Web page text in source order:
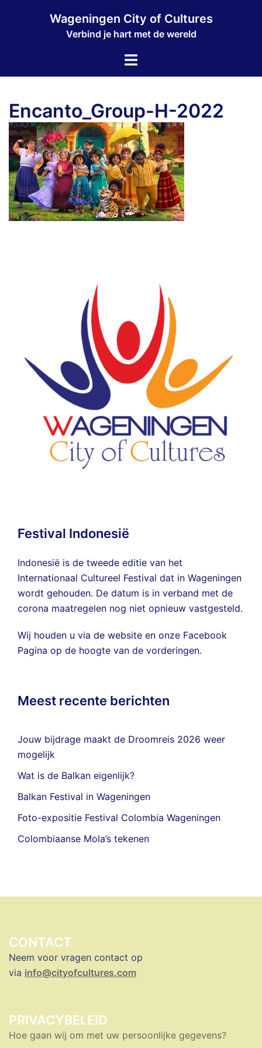
Wageningen City of Cultures
Verbind je hart met de wereld
Toggle
Encanto_Group-H-2022
Festival Indonesië
Indonesië is de tweede editie van het
Internationaal Cultureel Festival dat in Wageningen
wordt gehouden. De datum is in verband met de
corona maatregelen nog niet opnieuw vastgesteld.
Wij houden u via de website en onze Facebook
Pagina op de hoogte van de vorderingen.
Meest recente berichten
Jouw bijdrage maakt de Droomreis 2026 weer
mogelijk
Wat is de Balkan eigenlijk?
Balkan Festival in Wageningen
Foto-expositie Festival Colombia Wageningen
Colombiaanse Mola’s tekenen
CONTACT
Neem voor vragen contact op
via info@cityofcultures.com
PRIVACYBELEID
Hoe gaan wij om met uw persoonlijke gegevens?